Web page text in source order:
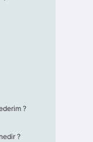
?
?